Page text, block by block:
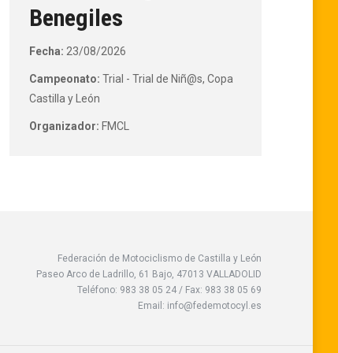
Benegiles
Fecha: 23/08/2026
Campeonato: Trial - Trial de Niñ@s, Copa
Castilla y León
Organizador: FMCL
Federación de Motociclismo de Castilla y León
Paseo Arco de Ladrillo, 61 Bajo, 47013 VALLADOLID
Teléfono: 983 38 05 24 / Fax: 983 38 05 69
Email: info@fedemotocyl.es